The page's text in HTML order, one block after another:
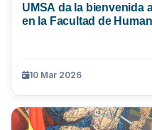
UMSA da la bienvenida
en la Facultad de
10 Mar 2026